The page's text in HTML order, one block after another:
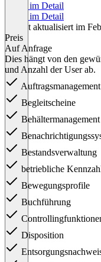
Preise im Detail
Preise im Detail
Zuletzt aktualisiert im
Preis
Auf Anfrage
Dies hängt von den
und Anzahl der User ab.
Auftragsmanagement
Begleitscheine
Behältermanagement
Bestandsverwaltung
betriebliche
Bewegungsprofile
Buchführung
Disposition